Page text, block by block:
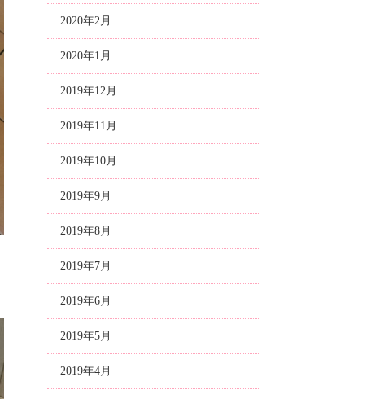
2020年2月
2020年1月
2019年12月
2019年11月
2019年10月
2019年9月
2019年8月
2019年7月
2019年6月
2019年5月
2019年4月